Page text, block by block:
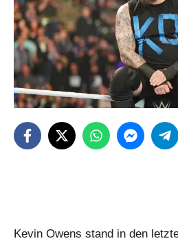
Kevin Owens stand in den